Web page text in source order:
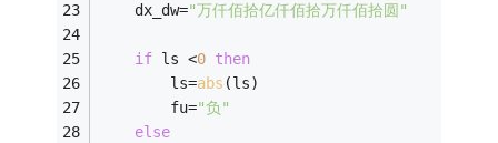
    dx_dw=
"万仟佰拾亿仟佰拾万仟佰拾圆"
if ls <0 then
        ls=
abs (ls)
        fu=
"负"
else